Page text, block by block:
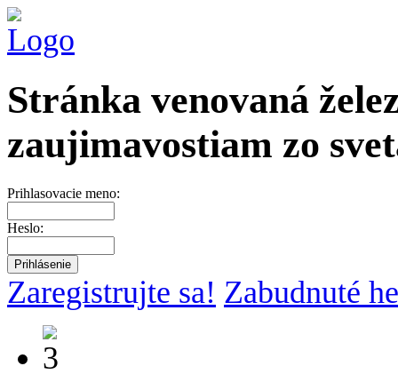
Stránka venovaná
zaujimavostiam zo
Prihlasovacie meno:
Heslo:
Zaregistrujte sa! Zabudnuté